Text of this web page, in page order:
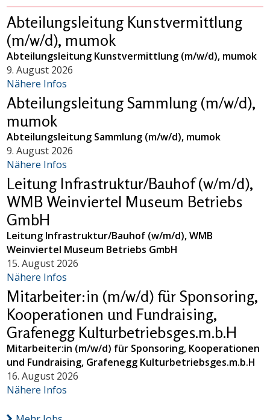
Abteilungsleitung Kunstvermittlung
(m/w/d), mumok
Abteilungsleitung Kunstvermittlung (m/w/d), mumok
9. August 2026
Nähere Infos
Abteilungsleitung Sammlung (m/w/d),
mumok
Abteilungsleitung Sammlung (m/w/d), mumok
9. August 2026
Nähere Infos
Leitung Infrastruktur/Bauhof (w/m/d),
WMB Weinviertel Museum Betriebs
GmbH
Leitung Infrastruktur/Bauhof (w/m/d), WMB
Weinviertel Museum Betriebs GmbH
15. August 2026
Nähere Infos
Mitarbeiter:in (m/w/d) für Sponsoring,
Kooperationen und Fundraising,
Grafenegg Kulturbetriebsges.m.b.H
Mitarbeiter:in (m/w/d) für Sponsoring, Kooperationen
und Fundraising, Grafenegg Kulturbetriebsges.m.b.H
16. August 2026
Nähere Infos